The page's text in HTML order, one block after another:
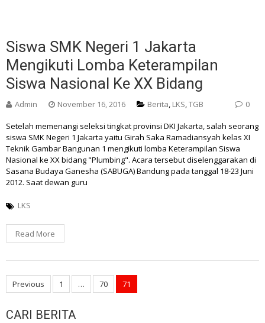
Siswa SMK Negeri 1 Jakarta
Mengikuti Lomba Keterampilan
Siswa Nasional Ke XX Bidang
Admin November 16, 2016 Berita, LKS,TGB 0
Setelah memenangi seleksi tingkat provinsi DKI Jakarta, salah seorang
siswa SMK Negeri 1 Jakarta yaitu Girah Saka Ramadiansyah kelas XI
Teknik Gambar Bangunan 1 mengikuti lomba Keterampilan Siswa
Nasional ke XX bidang "Plumbing". Acara tersebut diselenggarakan di
Sasana Budaya Ganesha (SABUGA) Bandung pada tanggal 18-23 Juni
2012. Saat dewan guru
LKS
Read More
Posts
Previous 1 … 70 71
CARI BERITA